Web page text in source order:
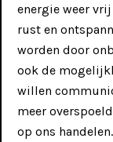
Deze
over hoe
energie weer
rust en
worden door
ook de
willen
meer
op ons handelen.